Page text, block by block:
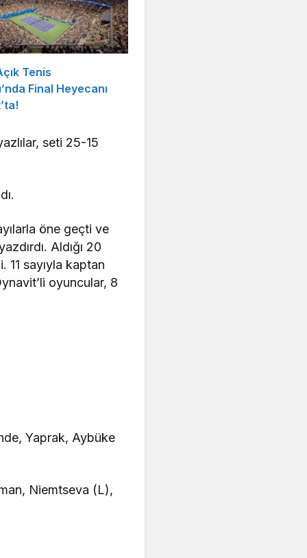
Tenis
Final Heyecanı
seti 25-15
öne geçti ve
Aldığı 20
11 sayıyla kaptan
oyuncular, 8
Yaprak, Aybüke
Niemtseva (L),